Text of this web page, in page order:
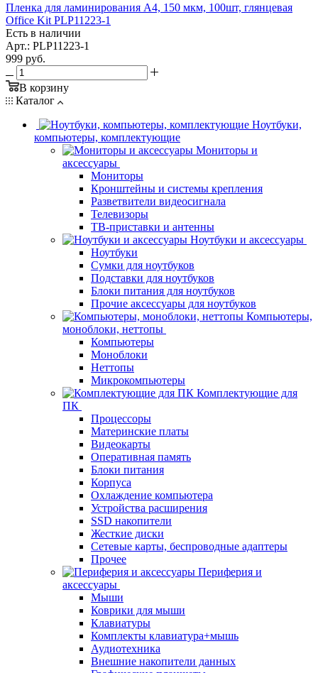
Пленка для ламинирования A4, 150 мкм, 100шт, глянцевая
Office Kit PLP11223-1
Есть в наличии
Арт.: PLP11223-1
999 руб.
В корзину
Каталог
Ноутбуки,
компьютеры, комплектующие
Мониторы и
аксессуары
Мониторы
Кронштейны и системы крепления
Разветвители видеосигнала
Телевизоры
ТВ-приставки и антенны
Ноутбуки и аксессуары
Ноутбуки
Сумки для ноутбуков
Подставки для ноутбуков
Блоки питания для ноутбуков
Прочие аксессуары для ноутбуков
Компьютеры,
моноблоки, неттопы
Компьютеры
Моноблоки
Неттопы
Микрокомпьютеры
Комплектующие для
ПК
Процессоры
Материнские платы
Видеокарты
Оперативная память
Блоки питания
Корпуса
Охлаждение компьютера
Устройства расширения
SSD накопители
Жесткие диски
Сетевые карты, беспроводные адаптеры
Прочее
Периферия и
аксессуары
Мыши
Коврики для мыши
Клавиатуры
Комплекты клавиатура+мышь
Аудиотехника
Внешние накопители данных